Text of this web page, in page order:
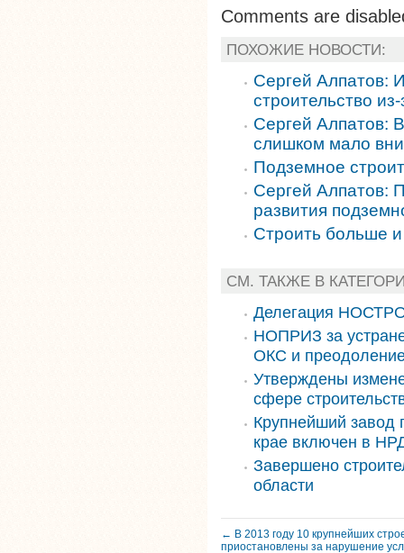
Comments are
ПОХОЖИЕ НОВОСТИ:
Сергей Алпатов:
строительство
Сергей Алпатов:
слишком мало
Подземное
Сергей Алпатов:
развития
Строить больше
СМ. ТАКЖЕ В
Делегация
НОПРИЗ за
ОКС и
Утверждены
сфере
Крупнейший завод
крае включен в
Завершено
области
← В 2013 году 10 крупнейших
приостановлены за нарушение